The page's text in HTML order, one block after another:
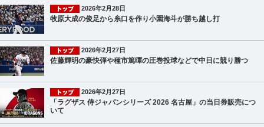
2026年2月28日
牧原大成の俊足から糸口を作り小園海斗が勝ち越し打
2026年2月27日
佐藤輝明の豪快弾や種市篤暉の圧巻投球などで中日に競り勝つ
2026年2月27日
「ラグザス 侍ジャパンシリーズ 2026 名古屋」の当日券販売につ
いて